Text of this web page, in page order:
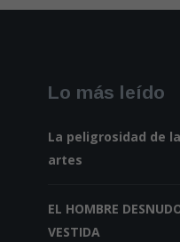
Lo más leído
La peligrosidad de
artes
EL HOMBRE
VESTIDA